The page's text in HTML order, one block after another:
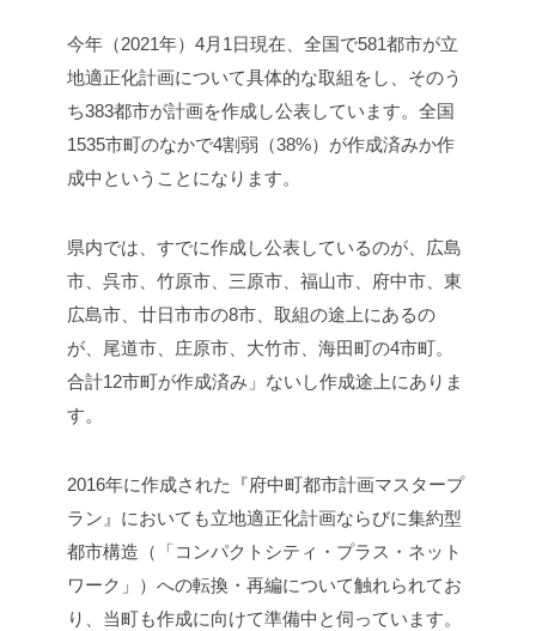
今年（2021年）4月1日現在、全国で581都市が立
地適正化計画について具体的な取組をし、そのう
ち383都市が計画を作成し公表しています。全国
1535市町のなかで4割弱（38%）が作成済みか作
成中ということになります。
県内では、すでに作成し公表しているのが、広島
市、呉市、竹原市、三原市、福山市、府中市、東
広島市、廿日市市の8市、取組の途上にあるの
が、尾道市、庄原市、大竹市、海田町の4市町。
合計12市町が作成済み」ないし作成途上にありま
す。
2016年に作成された『府中町都市計画マスタープ
ラン』においても立地適正化計画ならびに集約型
都市構造（「コンパクトシティ・プラス・ネット
ワーク」）への転換・再編について触れられてお
り、当町も作成に向けて準備中と伺っています。